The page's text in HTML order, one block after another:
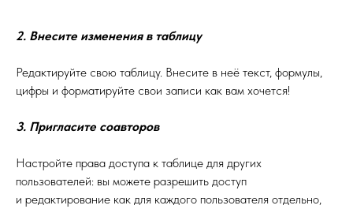
2. Внесите изменения в таблицу
Редактируйте свою таблицу. Внесите в неё текст, формулы,
цифры и форматируйте свои записи как вам хочется!
3. Пригласите соавторов
Настройте права доступа к таблице для других
пользователей: вы можете разрешить доступ
и редактирование как для каждого пользователя отдельно,